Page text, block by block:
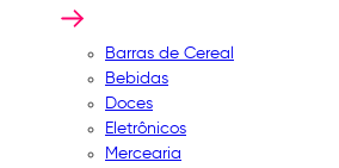
Barras de Cereal
Bebidas
Doces
Eletrônicos
Mercearia